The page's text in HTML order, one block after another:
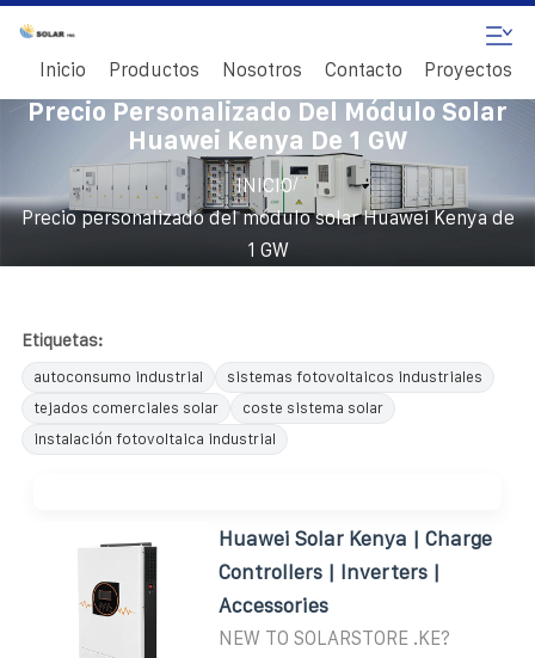
Inicio Productos Nosotros Contacto Proyectos
Precio Personalizado Del Módulo Solar
Huawei Kenya De 1 GW
INICIO/
Precio personalizado del módulo solar Huawei Kenya de
1 GW
Etiquetas:
autoconsumo industrial
sistemas fotovoltaicos industriales
tejados comerciales solar
coste sistema solar
instalación fotovoltaica industrial
Huawei Solar Kenya | Charge
Controllers | Inverters |
Accessories
NEW TO SOLARSTORE .KE?